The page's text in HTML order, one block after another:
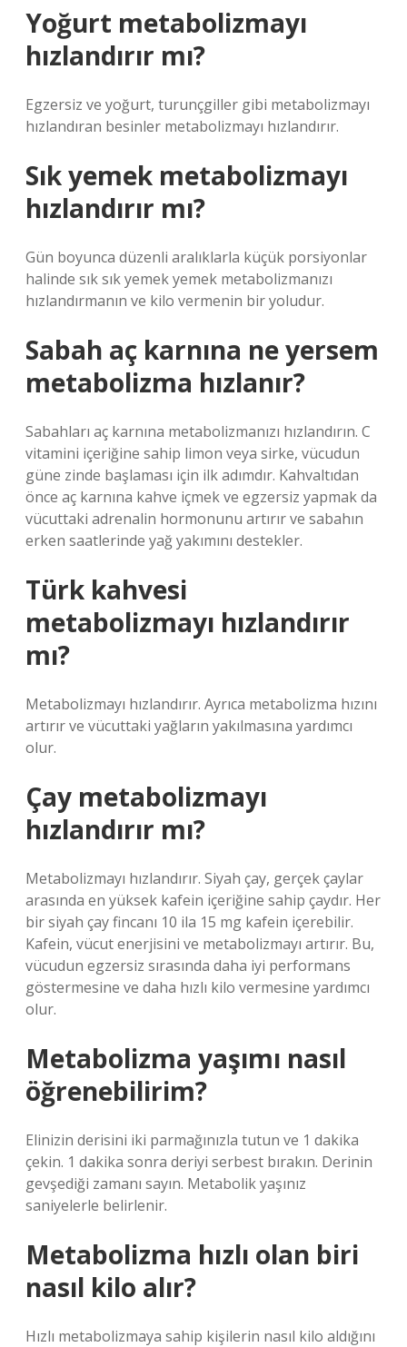
Yoğurt metabolizmayı
hızlandırır mı?
Egzersiz ve yoğurt, turunçgiller gibi metabolizmayı
hızlandıran besinler metabolizmayı hızlandırır.
Sık yemek metabolizmayı
hızlandırır mı?
Gün boyunca düzenli aralıklarla küçük porsiyonlar
halinde sık sık yemek yemek metabolizmanızı
hızlandırmanın ve kilo vermenin bir yoludur.
Sabah aç karnına ne yersem
metabolizma hızlanır?
Sabahları aç karnına metabolizmanızı hızlandırın. C
vitamini içeriğine sahip limon veya sirke, vücudun
güne zinde başlaması için ilk adımdır. Kahvaltıdan
önce aç karnına kahve içmek ve egzersiz yapmak da
vücuttaki adrenalin hormonunu artırır ve sabahın
erken saatlerinde yağ yakımını destekler.
Türk kahvesi
metabolizmayı hızlandırır
mı?
Metabolizmayı hızlandırır. Ayrıca metabolizma hızını
artırır ve vücuttaki yağların yakılmasına yardımcı
olur.
Çay metabolizmayı
hızlandırır mı?
Metabolizmayı hızlandırır. Siyah çay, gerçek çaylar
arasında en yüksek kafein içeriğine sahip çaydır. Her
bir siyah çay fincanı 10 ila 15 mg kafein içerebilir.
Kafein, vücut enerjisini ve metabolizmayı artırır. Bu,
vücudun egzersiz sırasında daha iyi performans
göstermesine ve daha hızlı kilo vermesine yardımcı
olur.
Metabolizma yaşımı nasıl
öğrenebilirim?
Elinizin derisini iki parmağınızla tutun ve 1 dakika
çekin. 1 dakika sonra deriyi serbest bırakın. Derinin
gevşediği zamanı sayın. Metabolik yaşınız
saniyelerle belirlenir.
Metabolizma hızlı olan biri
nasıl kilo alır?
Hızlı metabolizmaya sahip kişilerin nasıl kilo aldığını